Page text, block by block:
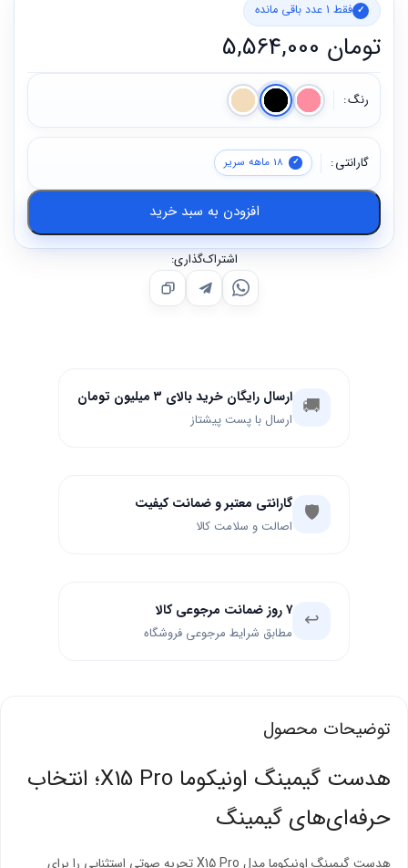
تومان
فقط 1 عدد باقی مانده
رنگ
گارانتی 18 ماهه سریر
افزودن به سبد خرید
اشتراک‌گذاری:
🚚 ارسال رایگان خرید بالای ۳ میلیون تومان
ارسال با پست پیشتاز
🛡️ گارانتی معتبر و ضمانت کیفیت
اصالت و سلامت کالا
↩️ ۷ روز ضمانت مرجوعی کالا
مطابق شرایط مرجوعی فروشگاه
توضیحات محصول
هدست گیمینگ اونیکوما X15 Pro؛ انتخاب
حرفه‌ای‌های گیمینگ
هدست گیمینگ اونیکوما مدل X15 Pro تجربه صوتی استثنایی را برای